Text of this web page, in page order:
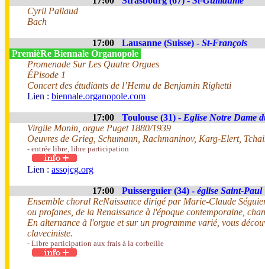
Cyril Pallaud
Bach
17:00 Lausanne (Suisse) - St-François
PremièRe Biennale Organopole
Promenade Sur Les Quatre Orgues
ÉPisode 1
Concert des étudiants de l’Hemu de Benjamin Righetti
Lien : biennale.organopole.com
17:00 Toulouse (31) - Eglise Notre Dame
Virgile Monin, orgue Puget 1880/1939
Oeuvres de Grieg, Schumann, Rachmaninov, Karg-Elert,
- entrée libre, libre participation
Lien : assojcg.org
17:00 Puisserguier (34) - église Saint-Paul
Ensemble choral ReNaissance dirigé par Marie-Claude
ou profanes, de la Renaissance à l'époque contemporaine,
En alternance à l'orgue et sur un programme varié, vous
claveciniste.
- Libre participation aux frais à la corbeille